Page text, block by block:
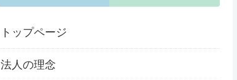
トップページ
法人の理念